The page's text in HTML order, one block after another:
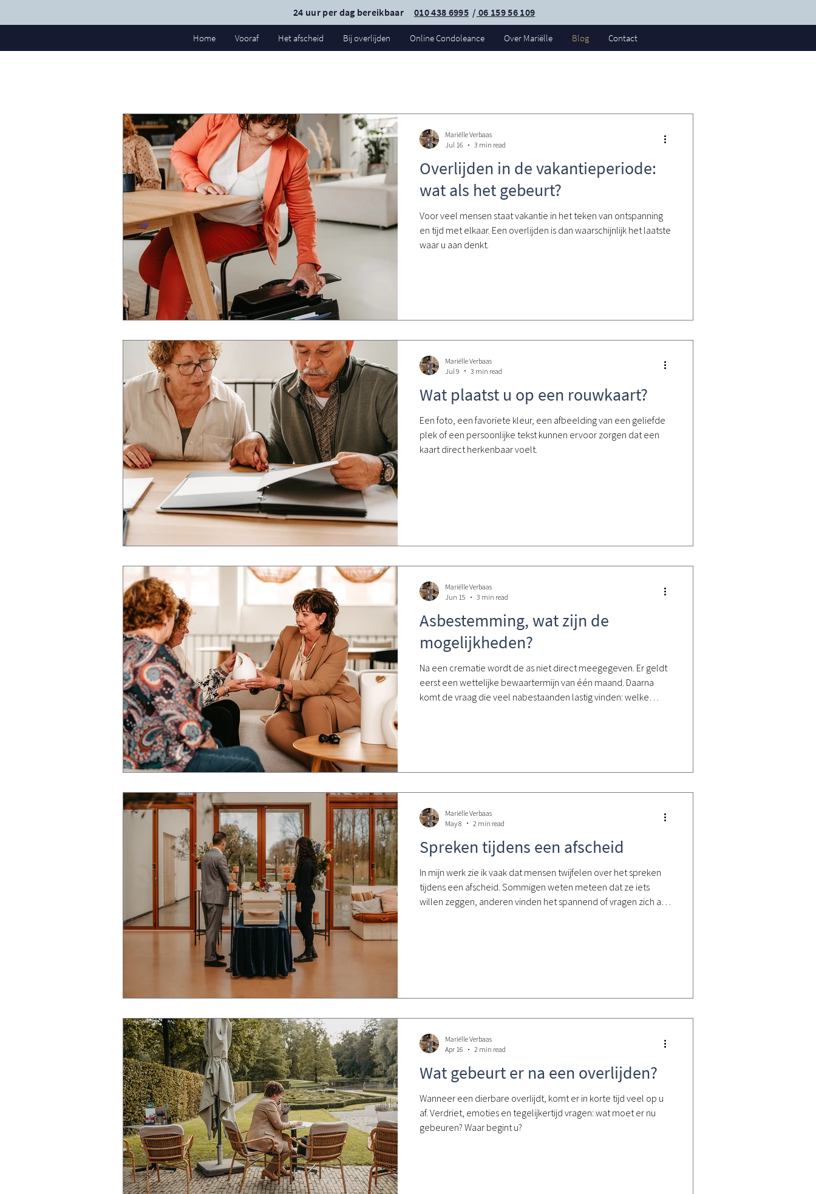
24 uur per dag bereikbaar 010 438 6995/ 06 159 56 109
Home Vooraf Het afscheid Bij overlijden Online Condoleance Over Mariëlle Blog Contact
Overlijden in de vakantieperiode:
wat als het gebeurt?
Voor veel mensen staat vakantie in het teken van ontspanning
en tijd met elkaar. Een overlijden is dan waarschijnlijk het laatste
waar u aan denkt.
Mariëlle Verbaas
Jul 16
3 min read
Wat plaatst u op een rouwkaart?
Een foto, een favoriete kleur, een afbeelding van een geliefde
plek of een persoonlijke tekst kunnen ervoor zorgen dat een
kaart direct herkenbaar voelt.
Mariëlle Verbaas
Jul 9
3 min read
Asbestemming, wat zijn de
mogelijkheden?
Na een crematie wordt de as niet direct meegegeven. Er geldt
eerst een wettelijke bewaartermijn van één maand. Daarna
komt de vraag die veel nabestaanden lastig vinden: welke
Mariëlle Verbaas
Jun 15
3 min read
Spreken tijdens een afscheid
In mijn werk zie ik vaak dat mensen twijfelen over het spreken
tijdens een afscheid. Sommigen weten meteen dat ze iets
willen zeggen, anderen vinden het spannend of vragen zich af
Mariëlle Verbaas
May 8
2 min read
Wat gebeurt er na een overlijden?
Wanneer een dierbare overlijdt, komt er in korte tijd veel op u
af. Verdriet, emoties en tegelijkertijd vragen: wat moet er nu
gebeuren? Waar begint u?
Mariëlle Verbaas
Apr 16
2 min read